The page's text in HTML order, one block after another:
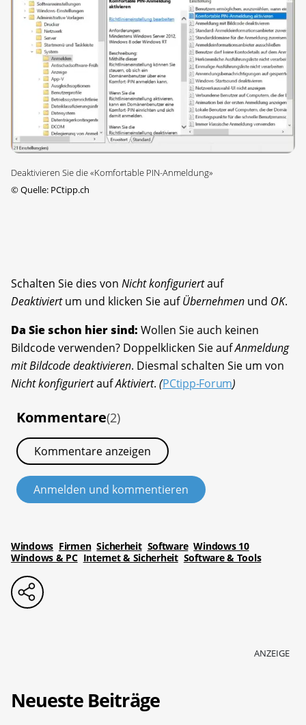
Deaktivieren Sie die «Komfortable PIN-Anmeldung»
©Quelle: PCtipp.ch
Schalten Sie dies von Nicht konfiguriertauf
Deaktiviertum und klicken Sie aufÜbernehmen und OK.
Da Sie schon hier sind: Wollen Sie auch keinen
Bildcode verwenden? Doppelklicken Sie aufAnmeldung
mit Bildcode deaktivieren. Diesmal schalten Sie um von
Nicht konfiguriertaufAktiviert. (PCtipp-Forum)
Kommentare(2)
Kommentare anzeigen
Anmelden und kommentieren
Windows Firmen Sicherheit Software Windows 10
Windows & PC Internet & Sicherheit Software & Tools
ANZEIGE
Neueste Beiträge